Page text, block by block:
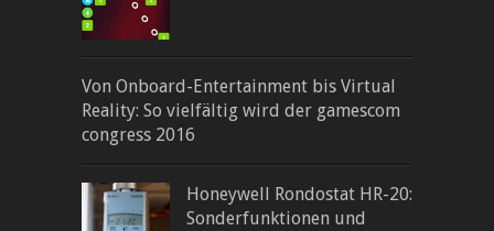
Von Onboard-Entertainment bis Virtual
Reality: So vielfältig wird der gamescom
congress 2016
Honeywell Rondostat HR-20:
Sonderfunktionen und